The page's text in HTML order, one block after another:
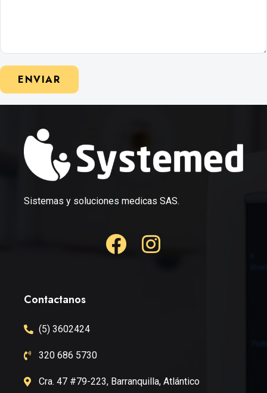
ENVIAR
Sistemas y soluciones medicas SAS.
Contactanos
(5) 3602424
320 686 5730
Cra. 47 #79-223, Barranquilla, Atlántico